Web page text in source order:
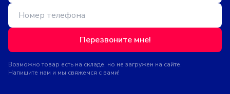
Перезвоните мне!
Возможно товар есть на складе, но не загружен на сайте.
Напишите нам и мы свяжемся с вами!